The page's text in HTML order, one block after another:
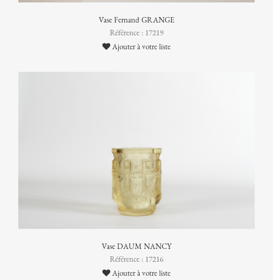
Vase Fernand GRANGE
Référence : 17219
Ajouter à votre liste
Vase DAUM NANCY
Référence : 17216
Ajouter à votre liste